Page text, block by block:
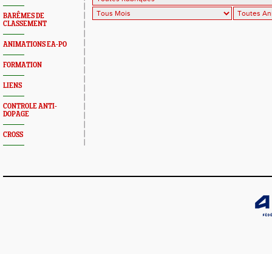
BARÊMES DE
CLASSEMENT
ANIMATIONS EA-PO
FORMATION
LIENS
CONTROLE ANTI-
DOPAGE
CROSS